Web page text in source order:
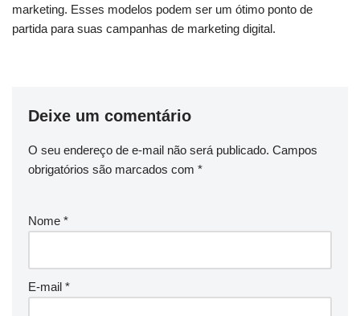
marketing. Esses modelos podem ser um ótimo ponto de
partida para suas campanhas de marketing digital.
Deixe um comentário
O seu endereço de e-mail não será publicado. Campos
obrigatórios são marcados com *
Nome *
E-mail *